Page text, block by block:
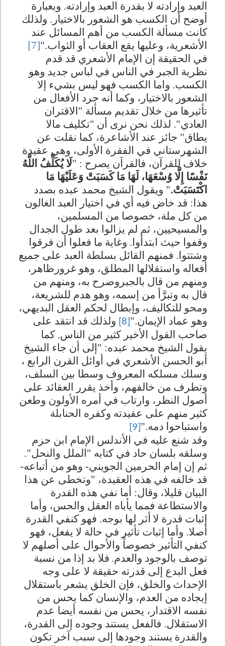
العبد وإرادته لا بقدرة العبد وإرادته. وبعبارة
أوضح أن الكسب هو الشعور بالاختيار. ولذلك
كانت مسألة الكسب من أهم المسائل عند
الأشعرية، وعليها يقع العقاب أو الثواب."[7]
في الحقيقة إن الإمام الأشعري قد قدم
نظرية الجبر في الناس في لباس جديد وهو
الكسب. واما الكسب فهو ليس بشيء إلا
الشعور بالاختيار، وكما أنه جرد الأفعال من
تأثيرها من خلال تقديم مسألة "الاقتران
العادي". لذلك نحن نرى أن "تكليف مالا
يطاق" جائز عند الأشاعرة، كما نقلت عن
الشهرستاني في الفقرة الأولى، وهي عقيدة
خلاف للقرآن، فالقرآن يصرح : "لَا يُكَلِّفُ اللَّهُ
نَفْسًا إِلَّا وُسْعَهَا، لَهَا مَا كَسَبَتْ وَعَلَيْهَا مَا
اكْتَسَبَتْ." ويقول الشيخ محمد عبده بصدد
هذا: قد خاض فيه أي في اختيار العبد الغالون
من كل ملة، خصوصا من المسلمين،
والمسيحيين، ثم لم يزالوا بعد طول الجدال
وقفوا حيث ابتدأوا. وغاية ما فعلوا أن فرقوا
وشتتوا. فمنهم القائل بسلطة العبد على جميع
أفعاله واستقلالها المطلق، وهو غرورظاهر،
ومنهم من قال بالجبروصرح به، ومنهم من
قال به وتبرَّأ من إسمه، وهو هدم للشريعة،
ومحو للتكاليف، وإبطال لحكم العقل البديهي،
وهو عماد الإيمان."[8]
ولذلك قد انتقد على
صاحب القول الأخير كثير من الناس. كما
يقول الشيخ محمد عبده: "إلى أن جاء الشيخ
أبو الحسن الأشعري في أوائل القرن الرابع ،
وسلك مسلكه المعروف وسطا بين السلف،
وتطرف من خالفهم، وأخذ يقرر العقائد على
أصول النظر، وارتاب في أمره الأولون وطعن
كثير منهم على عقيدته وكفره الحنابلة
واستباحوا دمه."[9]
وقد شنع عليه في الأندلس الإمام ابن حزم
وسلقه بلسان حاد في كتابه "الملل والنحل".
ثم إن إمام الحرمين الجويني- وهو من أتباعه-
قد خالفه في هذه العقيدة، "وتخطى عن هذا
البيان قليلا، وقال‏:‏ أما نفي هذه القدرة
والاستطاعة فمما يأباه العقل والحس، وأما
إثبات قدرة لا أثر لها بوجه. فهو كنفي القدرة
أصلا. وأما إثبات تأثير في حالة لا يفعل، فهو
كنفي التأثير خصوصاً والأحوال على أصلهم لا
توصف بالوجود والعدم‏.‏ فلا بد إذا من نسبة
فعل البدع إلى قدرته حقيقة لا على وجه
الإحداث والخلق، فإن الخلق يشعر باستقلال
إيجاده من العدم، والإنسان كما يحس من
نفسه الاقتدار، يحس من نفسه أيضا عدم
الاستقلال. فالفعل يستند وجوده إلى القدرة،
والقدرة يستند وجودها إلى سبب آخر تكون